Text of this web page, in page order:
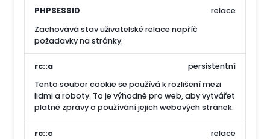
PHPSESSID
Zachovává stav uživatelské relace napříč
požadavky na stránky.
relace
rc::a
Tento soubor cookie se používá k rozlišení mezi
lidmi a roboty. To je výhodné pro web, aby vytvářet
platné zprávy o používání jejich webových stránek.
persistentní
rc::c
relace